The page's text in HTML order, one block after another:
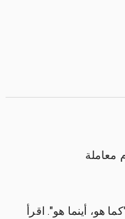
معاملة
هو، أينما هو". اقرأ